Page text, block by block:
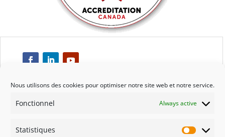
Nous utilisons des cookies pour optimiser notre site web et notre service.
Fonctionnel Always active
Statistiques
Respect
Engagement